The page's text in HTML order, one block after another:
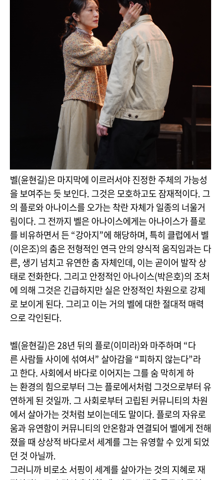
벨(윤현길)은 마지막에 이르러서야 진정한 주체의 가능성
을 보여주는 듯 보인다. 그것은 모호하고도 잠재적이다. 그
의 플로와 아나이스를 오가는 착란 자체가 일종의 너울거
림이다. 그 전까지 벨은 아나이스에게는 아나이스가 플로
를 비유하면서 든 “강아지”에 해당하며, 특히 클럽에서 벨
(이은조)의 춤은 전형적인 연극 안의 양식적 움직임과는 다
른, 생기 넘치고 유연한 춤 자체인데, 이는 곧이어 발작 상
태로 전화한다. 그리고 안정적인 아나이스(박은호)의 조처
에 의해 그것은 긴급하지만 실은 안정적인 차원으로 강제
로 보이게 된다. 그리고 이는 거의 벨에 대한 절대적 매력
으로 각인된다.
벨(윤현길)은 28년 뒤의 플로(이미라)와 마주하며 “다
른 사람들 사이에 섞여서” 살아감을 “피하지 않는다”라
고 한다. 사회에서 바다로 이어지는 그를 숨 막히게 하
는 환경의 힘으로부터 그는 플로에서처럼 그것으로부터 유
연하게 된 것일까. 그 사회로부터 고립된 커뮤니티의 차원
에서 살아가는 것처럼 보이는데도 말이다. 플로의 자유로
움과 유연함이 커뮤니티의 안온함과 연결되어 벨에게 전해
졌을 때 상상적 바다로서 세계를 그는 유영할 수 있게 되었
던 것 아닐까.
그러니까 비로소 서핑이 세계를 살아가는 것의 지혜로 재